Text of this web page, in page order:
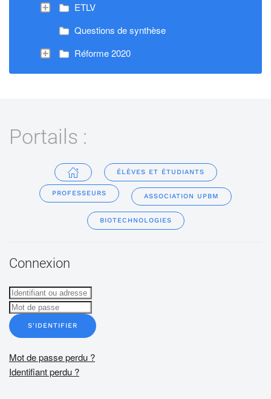
ETLV
Questions de synthèse
Réforme 2020
Portails :
ÉLÈVES ET ÉTUDIANTS
PROFESSEURS ASSOCIATION UPBM
BIOTECHNOLOGIES
Connexion
S'IDENTIFIER
Mot de passe perdu ?
Identifiant perdu ?